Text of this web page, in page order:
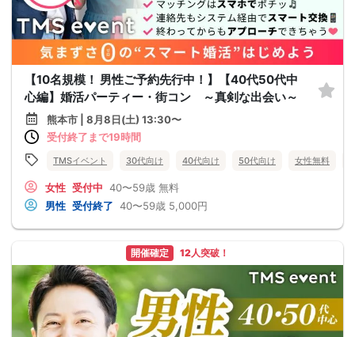
【10名規模！ 男性ご予約先行中！】【40代50代中
心編】婚活パーティー・街コン ～真剣な出会い～
熊本市 | 8月8日(土) 13:30〜
受付終了まで19時間
TMSイベント 30代向け 40代向け 50代向け 女性無料
女性 受付中 40〜59歳 無料
男性 受付終了 40〜59歳 5,000円
開催確定 12人突破！